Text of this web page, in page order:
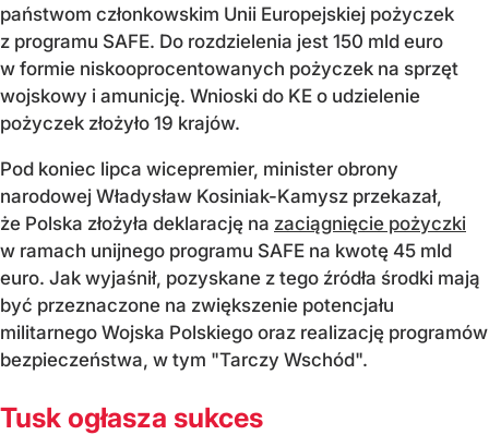
państwom członkowskim Unii Europejskiej pożyczek
z programu SAFE. Do rozdzielenia jest 150 mld euro
w formie niskooprocentowanych pożyczek na sprzęt
wojskowy i amunicję. Wnioski do KE o udzielenie
pożyczek złożyło 19 krajów.
Pod koniec lipca wicepremier, minister obrony
narodowej Władysław Kosiniak-Kamysz przekazał,
że Polska złożyła deklarację na zaciągnięcie pożyczki
w ramach unijnego programu SAFE na kwotę 45 mld
euro. Jak wyjaśnił, pozyskane z tego źródła środki mają
być przeznaczone na zwiększenie potencjału
militarnego Wojska Polskiego oraz realizację programów
bezpieczeństwa, w tym "Tarczy Wschód".
Tusk ogłasza sukces